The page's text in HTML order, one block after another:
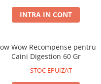
INTRA IN CONT
Wow Recompense pentru
Caini Digestion 60 Gr
STOC EPUIZAT